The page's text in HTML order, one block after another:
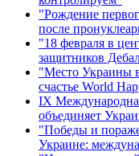
"Рождение
после
"18 февраля в
защитников
"Место Украины в
счастье World
ІХ
объединяет
"Победы и
Украине: